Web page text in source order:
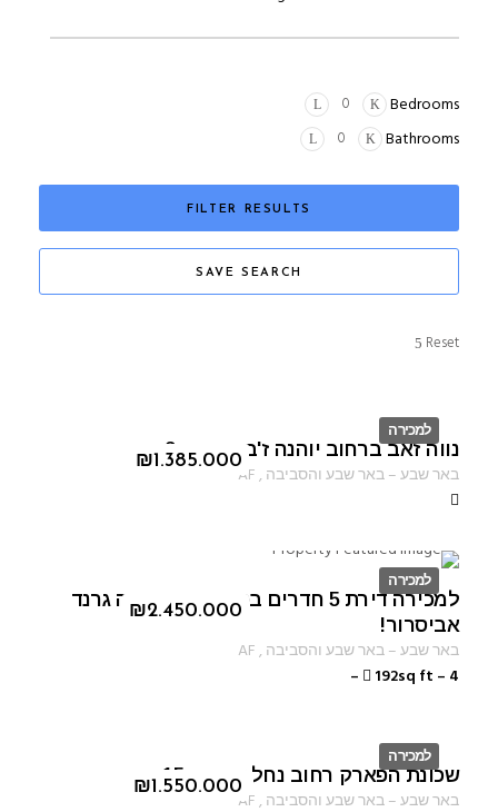
Bedrooms
Bathrooms
FILTER RESULTS
SAVE SEARCH
Reset
למכירה
ID
₪1.385.000
נווה זאב ברחוב יוהנה ז'בוטינסקי 3
באר שבע–באר שבע והסביבה ,
AF
למכירה
ID
₪2.450.000
למכירה דירת 5 חדרים בפרוייקט היוקרה גרנד
אביסרור!
באר שבע–באר שבע והסביבה ,
AF
192sq ft – 4
–
למכירה
ID
₪1.550.000
שכונת הפארק רחוב נחל ערוגות 15
באר שבע–באר שבע והסביבה ,
AF